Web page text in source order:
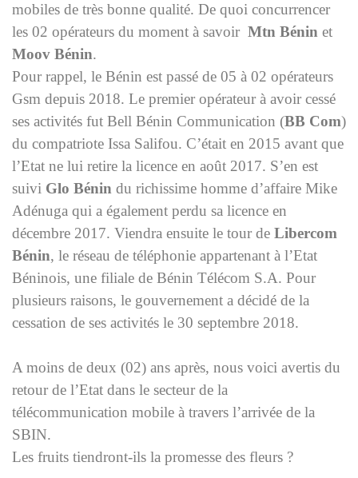
mobiles de très bonne qualité. De quoi concurrencer
les 02 opérateurs du moment à savoir Mtn Bénin et
Moov Bénin.
Pour rappel, le Bénin est passé de 05 à 02 opérateurs
Gsm depuis 2018. Le premier opérateur à avoir cessé
ses activités fut Bell Bénin Communication (BB Com)
du compatriote Issa Salifou. C’était en 2015 avant que
l’Etat ne lui retire la licence en août 2017. S’en est
suivi Glo Bénin du richissime homme d’affaire Mike
Adénuga qui a également perdu sa licence en
décembre 2017. Viendra ensuite le tour de Libercom
Bénin, le réseau de téléphonie appartenant à l’Etat
Béninois, une filiale de Bénin Télécom S.A. Pour
plusieurs raisons, le gouvernement a décidé de la
cessation de ses activités le 30 septembre 2018.
A moins de deux (02) ans après, nous voici avertis du
retour de l’Etat dans le secteur de la
télécommunication mobile à travers l’arrivée de la
SBIN.
Les fruits tiendront-ils la promesse des fleurs ?